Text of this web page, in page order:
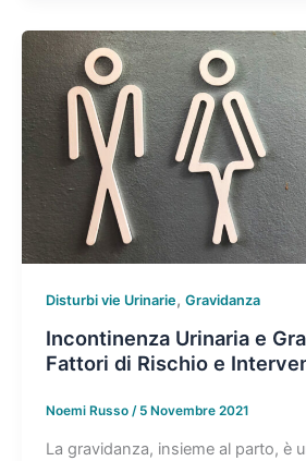
Disturbi vie Urinarie, Gravidanza
Incontinenza Urinaria e
Fattori di Rischio e
Noemi Russo / 5 Novembre 2021
La gravidanza, insieme al parto, è